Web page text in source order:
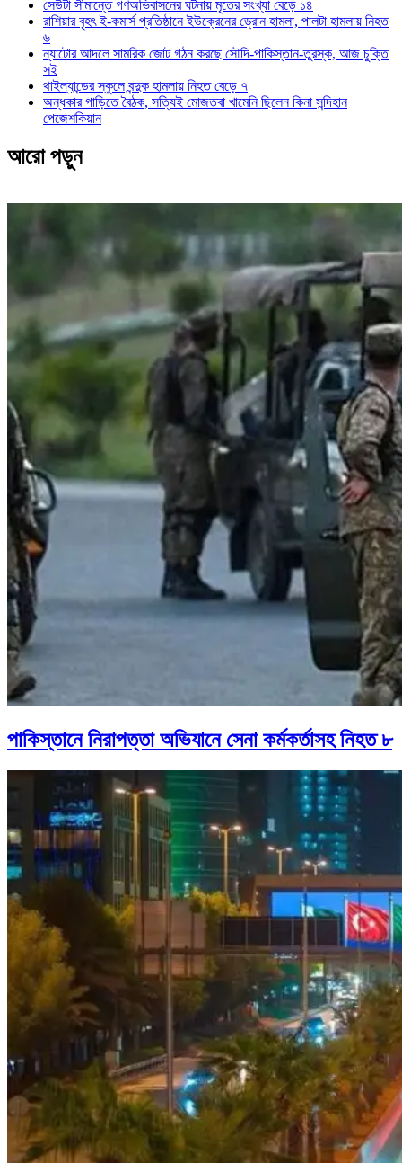
সেউটা সীমান্তে গণঅভিবাসনের ঘটনায় মৃতের সংখ্যা বেড়ে ১৪
রাশিয়ার বৃহৎ ই-কমার্স প্রতিষ্ঠানে ইউক্রেনের ড্রোন হামলা, পালটা হামলায় নিহত
৬
ন্যাটোর আদলে সামরিক জোট গঠন করছে সৌদি-পাকিস্তান-তুরস্ক, আজ চুক্তি
সই
থাইল্যান্ডের স্কুলে বন্দুক হামলায় নিহত বেড়ে ৭
অন্ধকার গাড়িতে বৈঠক, সত্যিই মোজতবা খামেনি ছিলেন কিনা সন্দিহান
পেজেশকিয়ান
আরো পড়ুন
পাকিস্তানে নিরাপত্তা অভিযানে সেনা কর্মকর্তাসহ নিহত ৮